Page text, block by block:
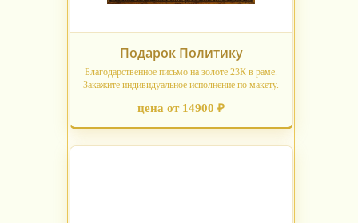
Подарок Политику
Благодарственное письмо на золоте 23К в раме.
Закажите индивидуальное исполнение по макету.
цена от 14900 ₽